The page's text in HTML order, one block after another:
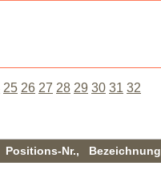
25 26 27 28 29 30 31 32
Positions-Nr., Bezeichnung